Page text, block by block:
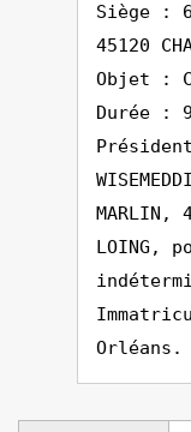
Siège : 69
45120
Objet :
Durée :
MARLIN,
LOING,
Orléans.